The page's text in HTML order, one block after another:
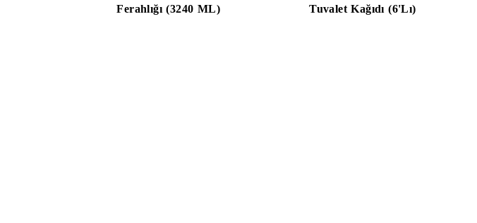
Ferahlığı (3240 ML)
Tuvalet Kağıdı (6'Lı)